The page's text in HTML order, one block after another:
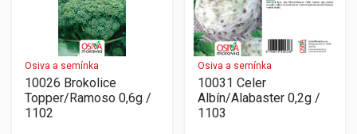
Osiva a semínka
10026 Brokolice
Topper/Ramoso 0,6g /
1102
Osiva a semínka
10031 Celer
Albín/Alabaster 0,2g /
1103